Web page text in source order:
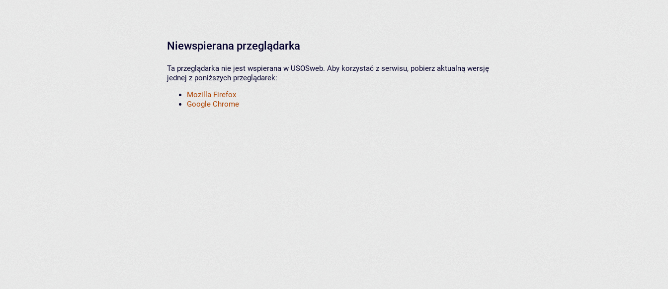
Niewspierana przeglądarka
Ta przeglądarka nie jest wspierana w USOSweb. Aby korzystać z serwisu, pobierz aktualną wersję
jednej z poniższych przeglądarek:
Mozilla Firefox
Google Chrome